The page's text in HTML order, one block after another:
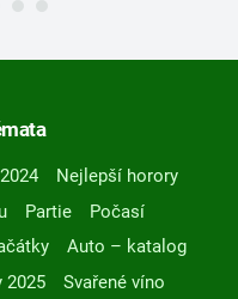
Nejlepší horory
Partie
Počasí
Auto – katalog
2025
Svařené víno